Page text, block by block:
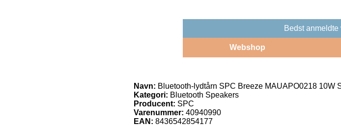
Bedst
Webshop
Navn: Bluetooth-lydtårn SPC Breeze MAUAPO0218 10W
Kategori: Bluetooth Speakers
Producent: SPC
Varenummer: 40940990
EAN: 8436542854177